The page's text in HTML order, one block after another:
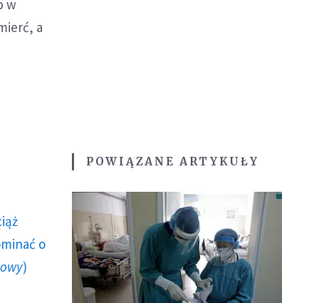
w
a
o
)
POWIĄZANE ARTYKUŁY